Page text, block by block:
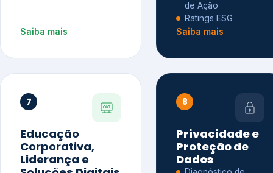
Saiba mais
de Ação
Ratings ESG
Saiba mais
7
Educação
Corporativa,
Liderança e
8
Privacidade e
Proteção de
Dados